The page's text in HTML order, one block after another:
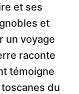
et ses
et
un voyage
raconte
témoigne
du